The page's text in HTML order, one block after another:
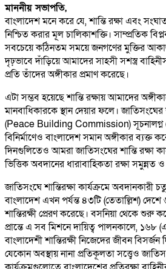
মাননীয় সভাপতি,
বাংলাদেশ মনে করে যে, শান্তি রক্ষা এবং
নিশ্চিত করার মূল চালিকাশক্তি। সাম্প্রতিক
সবচেয়ে কঠিনতম সময়ে জনগণের মুক্তির
দৃঢ়ভাবে দাঁড়িয়ে আমাদের সাহসী সশস্ত্র
প্রতি তাঁদের অঙ্গীকার প্রমাণ করেছে।
এটা সম্ভব হয়েছে শান্তি রক্ষায় আমাদের
মানবাধিকারকে স্থান দেয়ার ফলে। জাতিসংঘের
(Peace Building Commission) সূচনালগ্ন
বিনির্মাণেও বাংলাদেশ সমান অঙ্গীকার ব্যক্ত
দিনগুলিতেও আমরা জাতিসংঘের শান্তি রক্ষা
ভিত্তিক অবদানের ধারাবাহিকতা রক্ষা সমুন্নত
জাতিসংঘে শান্তিরক্ষা কার্যক্রমে অবদানকারী
বাংলাদেশ এখন পর্যন্ত ৪৩টি (তেতাল্লিশ) দেশে
শান্তিরক্ষী প্রেরণ করেছে। বসনিয়া থেকে শুরু
প্রান্তে এ সব মিশনে দায়িত্ব পালনকালে, ১৬৮
বাংলাদেশী শান্তিরক্ষী নিজেদের জীবন
যেকোন অবস্থায় নানা প্রতিকূলতা সত্ত্বেও